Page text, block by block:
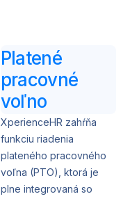
Platené
pracovné
voľno
XperienceHR zahŕňa
funkciu riadenia
plateného pracovného
voľna (PTO), ktorá je
plne integrovaná so